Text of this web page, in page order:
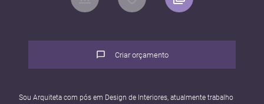
Criar orçamento
Sou Arquiteta com pós em Design de Interiores, atualmente trabalho